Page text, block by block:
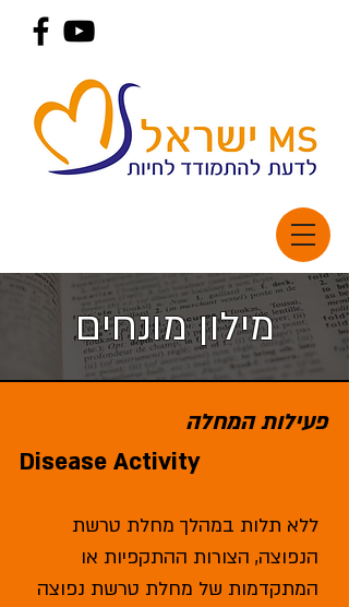
מילון מונחים
פעילות המחלה
Disease Activity
ללא תלות במהלך מחלת טרשת
הנפוצה, הצורות‎ ‏ההתקפיות או
המתקדמות של מחלת טרשת נפוצה